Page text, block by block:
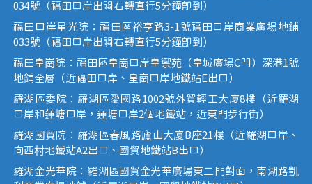
034號（福田口岸出關右轉直行5分鐘即到）
福田口岸星光院：福田區裕亨路3-1號福田口岸商業廣場地鋪
033號（福田口岸出關右轉直行5分鐘即到）
福田皇崗院：福田區皇崗口岸皇禦苑（皇城廣場C門）深港1號
地鋪全層（近福田口岸、皇崗口岸地鐵站E出口）
羅湖區委院：羅湖區愛國路1002號外貿輕工大廈8樓（近羅湖
口岸和蓮塘口岸，蓮塘口岸2個地鐵站，近東門步行街）
羅湖國貿院：羅湖區春風路廬山大廈B座21樓（近羅湖口岸、
向西村地鐵站A2出口、國貿地鐵站B出口）
羅湖金光華院：羅湖區國貿金光華廣場東二門對面，南湖路凱